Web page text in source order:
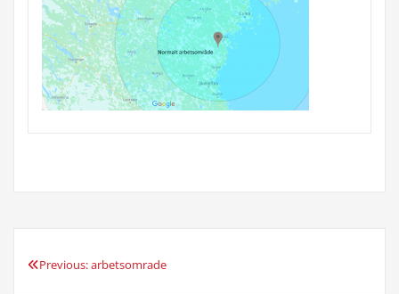
Inläggsnavigering
Previous:arbetsomrade